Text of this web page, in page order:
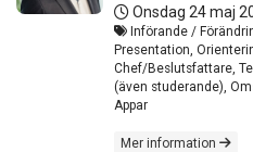
Onsdag 24 maj
Införande /
Presentation,
Chef/Beslutsfattare,
(även studerande),
Appar
Mer information